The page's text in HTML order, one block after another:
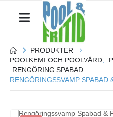
PRODUKTER
POOLKEMI OCH POOLVÅRD
RENGÖRING SPABAD
RENGÖRINGSSVAMP SPABAD